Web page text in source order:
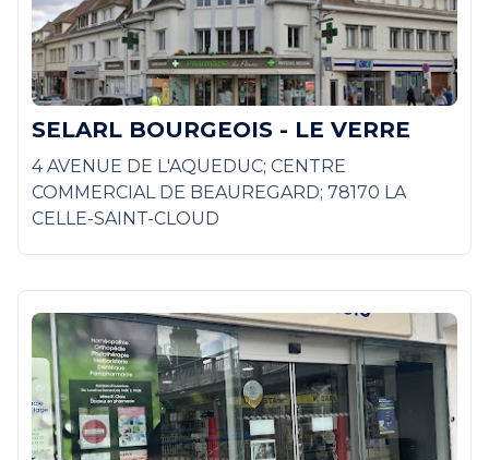
SELARL BOURGEOIS - LE VERRE
4 AVENUE DE L'AQUEDUC; CENTRE
COMMERCIAL DE BEAUREGARD; 78170 LA
CELLE-SAINT-CLOUD